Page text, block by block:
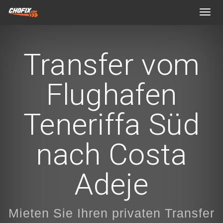
Transfer vom
Flughafen
Teneriffa Süd
nach Costa
Adeje
Mieten Sie Ihren privaten Transfer